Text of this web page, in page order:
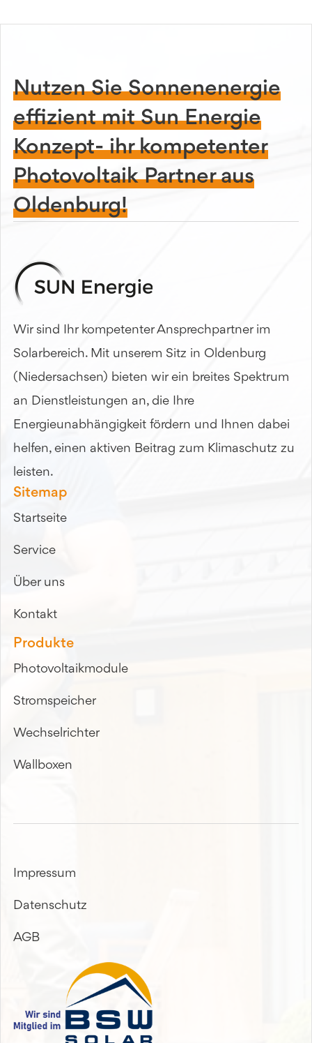
Nutzen Sie Sonnenenergie
effizient mit Sun Energie
Konzept- ihr kompetenter
Photovoltaik Partner aus
Oldenburg!
Wir sind Ihr kompetenter Ansprechpartner im
Solarbereich. Mit unserem Sitz in Oldenburg
(Niedersachsen) bieten wir ein breites Spektrum
an Dienstleistungen an, die Ihre
Energieunabhängigkeit fördern und Ihnen dabei
helfen, einen aktiven Beitrag zum Klimaschutz zu
leisten.
Sitemap
Startseite
Service
Über uns
Kontakt
Produkte
Photovoltaikmodule
Stromspeicher
Wechselrichter
Wallboxen
Impressum
Datenschutz
AGB